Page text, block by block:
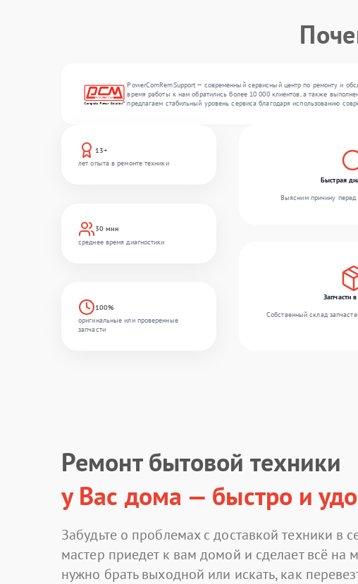
PowerComRemSupport — современный сервисный центр по ремонту и
время работы к нам обратились более 10 000 клиентов, а также
предлагаем стабильный уровень сервиса благодаря использованию
13+
лет опыта в ремонте техники
30 мин
среднее время диагностики
100%
оригинальные или проверенные
запчасти
Быстрая
Выясним причину перед
Запчасти
Собственный склад
Ремонт бытовой техники
у Вас дома — быстро и
Забудьте о проблемах с доставкой техники в
мастер приедет к вам домой и сделает всё на
нужно брать выходной или искать, как